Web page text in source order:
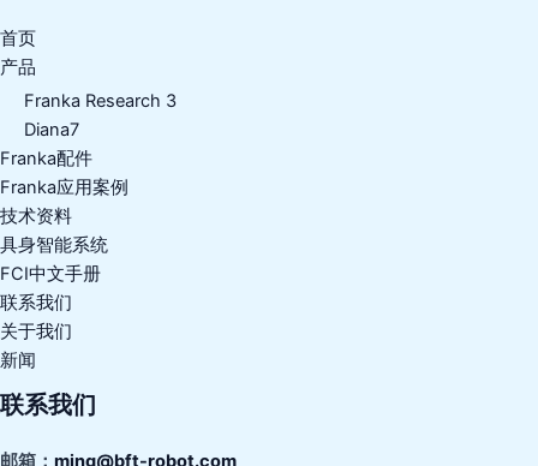
首页
产品
Franka Research 3
Diana7
Franka配件
Franka应用案例
技术资料
具身智能系统
FCI中文手册
联系我们
关于我们
新闻
联系我们
邮箱： ming@bft-robot.com